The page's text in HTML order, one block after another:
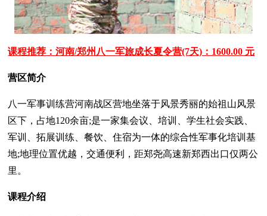
课程推荐：河南/郑州八一军旅成长夏令营(7天)：1600.00 元
营区简介
八一军事训练营河南战区营地坐落于风景秀丽的始祖山风景
区下，占地120余亩;是一家集会议、培训、学生社会实践、
军训、拓展训练、餐饮、住宿为一体的综合性军事化培训基
地;地理位置优越，交通便利，距郑尧高速新郑西出口仅两公
里。
课程介绍